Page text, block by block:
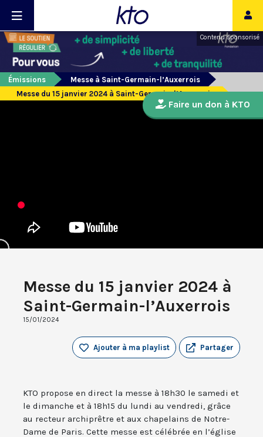
Contenu sponsorisé
Émissions
Messe à Saint-Germain-l’Auxerrois
Messe du 15 janvier 2024 à Saint-Germain-l’Auxerrois
Messe du 15 janvier 2024 à
Saint-Germain-l’Auxerrois
15/01/2024
Partager
Ajouter à ma playlist
KTO propose en direct la messe à 18h30 le samedi et
le dimanche et à 18h15 du lundi au vendredi, grâce
au recteur archiprêtre et aux chapelains de Notre-
Dame de Paris. Cette messe est célébrée en l’église
Faire un don à KTO